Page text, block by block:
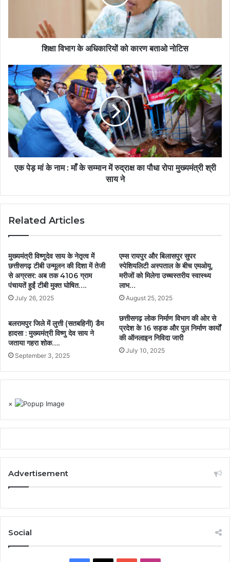
शिक्षा विभाग के अधिकारियों को कारण बताओ नोटिस
एक पेड़ मां के नाम : माँ के सम्मान में रुद्राक्ष का पौधा रोपा मुख्यमंत्री श्री
साय ने
Related Articles
मुख्यमंत्री विष्णुदेव साय के नेतृत्व में
छत्तीसगढ़ टीबी उन्मूलन की दिशा में तेजी
से अग्रसर: अब तक 4106 ग्राम
पंचायतें हुईं टीबी मुक्त घोषित….
July 26, 2025
एम्स रायपुर और बिलासपुर सुपर
स्पेशियलिटी अस्पताल के बीच एमओयू,
मरीजों को मिलेगा उच्चस्तरीय स्वास्थ्य
लाभ…
August 25, 2025
बलरामपुर जिले में लुत्ती (सतबहिनी) डैम
हादसा : मुख्यमंत्री विष्णु देव साय ने
जताया गहरा शोक….
September 3, 2025
छत्तीसगढ़ लोक निर्माण विभाग की ओर से
प्रदेश के 16 सड़क और पुल निर्माण कार्यों
की ऑनलाइन निविदा जारी
July 10, 2025
×
Advertisement
Social